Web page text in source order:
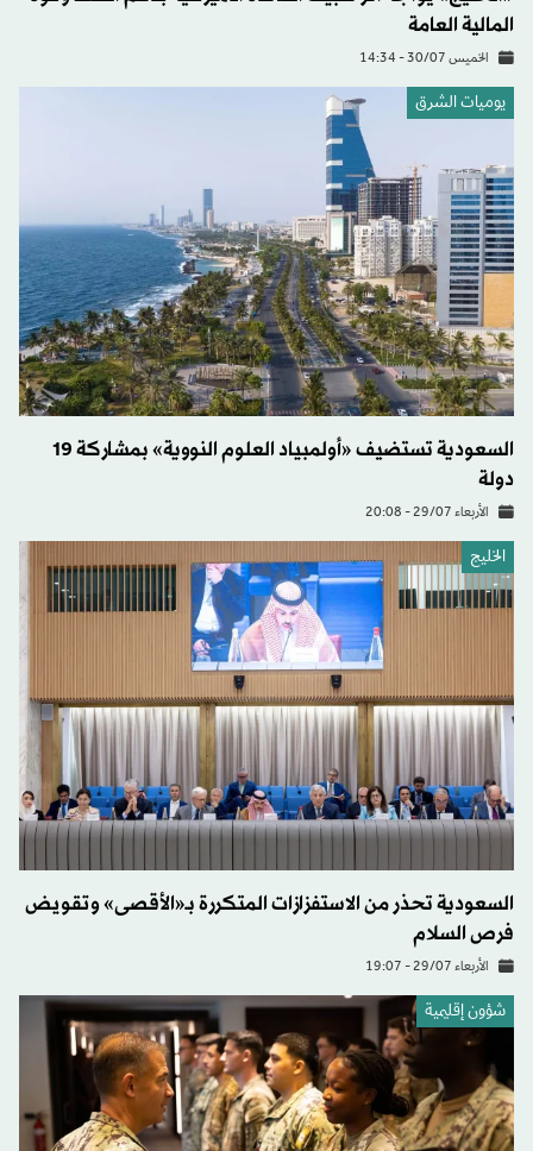
المالية العامة
الخميس 30/07 - 14:34
يوميات الشرق
السعودية تستضيف «أولمبياد العلوم النووية» بمشاركة 19
دولة
الأربعاء 29/07 - 20:08
الخليج
السعودية تحذر من الاستفزازات المتكررة بـ«الأقصى» وتقويض
فرص السلام
الأربعاء 29/07 - 19:07
شؤون إقليمية